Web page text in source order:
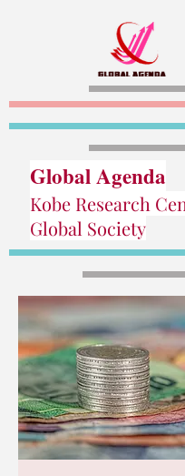
Global Agenda
Kobe Research
Global Society